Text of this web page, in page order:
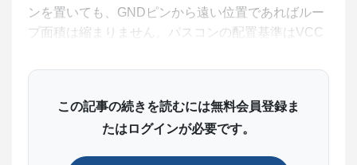
ンを置いても、GNDピンから遠い位置であればルー
プ面積は縮まりません。パスコンの配置基準はVCC
に対してループ面積が最小になる位置です。
この記事の続きを読むには無料会員登録ま
たはログインが必要です。